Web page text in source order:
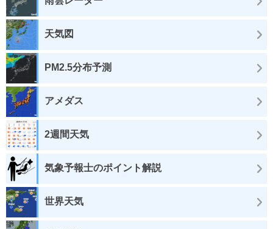
天気図
PM2.5分布予測
アメダス
2週間天気
気象予報士のポイント解説
世界天気